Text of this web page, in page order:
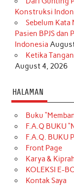
Konstruksi
Sebelum Kata
Pasien BPJS dan
Indonesia
Ketika
August 4, 2026
HALAMAN
Buku
F.A.Q BUKU
F.A.Q. BUKU
Front Page
Karya &
KOLEKSI E-
Kontak Saya